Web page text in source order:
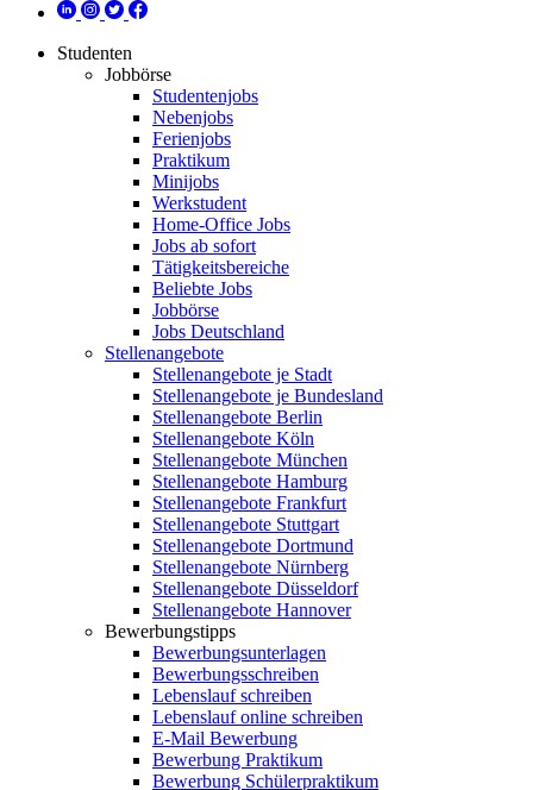
Studenten
Jobbörse
Studentenjobs
Nebenjobs
Ferienjobs
Praktikum
Minijobs
Werkstudent
Home-Office Jobs
Jobs ab sofort
Tätigkeitsbereiche
Beliebte Jobs
Jobbörse
Jobs Deutschland
Stellenangebote
Stellenangebote je Stadt
Stellenangebote je Bundesland
Stellenangebote Berlin
Stellenangebote Köln
Stellenangebote München
Stellenangebote Hamburg
Stellenangebote Frankfurt
Stellenangebote Stuttgart
Stellenangebote Dortmund
Stellenangebote Nürnberg
Stellenangebote Düsseldorf
Stellenangebote Hannover
Bewerbungstipps
Bewerbungsunterlagen
Bewerbungsschreiben
Lebenslauf schreiben
Lebenslauf online schreiben
E-Mail Bewerbung
Bewerbung Praktikum
Bewerbung Schülerpraktikum